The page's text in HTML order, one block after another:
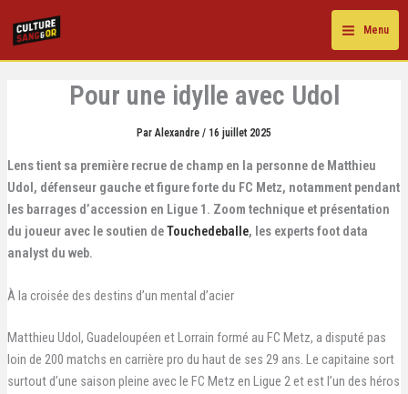
Menu
Pour une idylle avec Udol
ParAlexandre / 16 juillet 2025
Lens tient sa première recrue de champ en la personne de Matthieu
Udol, défenseur gauche et figure forte du FC Metz, notamment pendant
les barrages d’accession en Ligue 1. Zoom technique et présentation
du joueur avec le soutien deTouchedeballe, les experts foot data
analyst du web.
À la croisée des destins d’un mental d’acier
Matthieu Udol, Guadeloupéen et Lorrain formé au FC Metz, a disputé pas
loin de 200 matchs en carrière pro du haut de ses 29 ans. Le capitaine sort
surtout d’une saison pleine avec le FC Metz en Ligue 2 et est l’un des héros